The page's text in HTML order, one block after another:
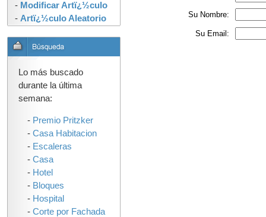
Su Nombre:
Su Email:
- Modificar Artï¿½culo
- Artï¿½culo Aleatorio
Lo más buscado
durante la última
semana:
- Premio Pritzker
- Casa Habitacion
- Escaleras
- Casa
- Hotel
- Bloques
- Hospital
- Corte por Fachada